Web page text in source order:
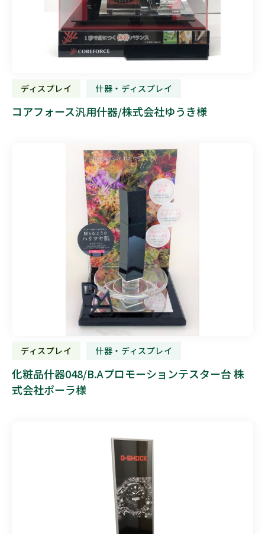
ディスプレイ 什器・ディスプレイ
コアフォース汎用什器/株式会社ゆうき様
ディスプレイ 什器・ディスプレイ
化粧品什器048/B.Aプロモーションテスター台 株
式会社ポーラ様